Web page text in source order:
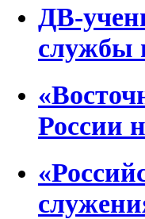
ДВ-
службы
России